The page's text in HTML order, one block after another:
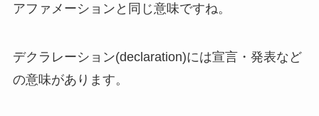
アファメーションと同じ意味ですね。
デクラレーション(declaration)には宣言・発表など
の意味があります。